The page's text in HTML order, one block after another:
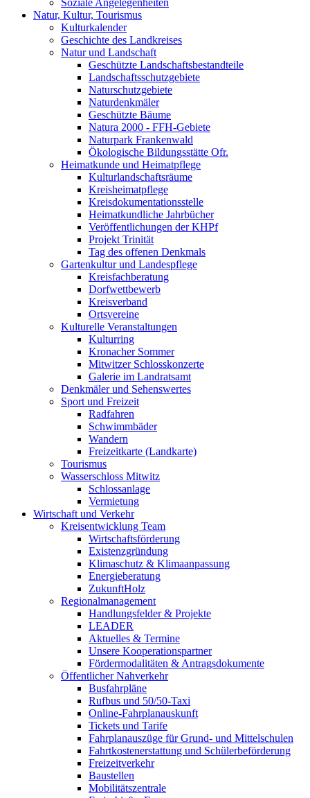
Soziale Angelegenheiten
Natur, Kultur, Tourismus
Kulturkalender
Geschichte des Landkreises
Natur und Landschaft
Geschützte Landschaftsbestandteile
Landschaftsschutzgebiete
Naturschutzgebiete
Naturdenkmäler
Geschützte Bäume
Natura 2000 - FFH-Gebiete
Naturpark Frankenwald
Ökologische Bildungsstätte Ofr.
Heimatkunde und Heimatpflege
Kulturlandschaftsräume
Kreisheimatpflege
Kreisdokumentationsstelle
Heimatkundliche Jahrbücher
Veröffentlichungen der KHPf
Projekt Trinität
Tag des offenen Denkmals
Gartenkultur und Landespflege
Kreisfachberatung
Dorfwettbewerb
Kreisverband
Ortsvereine
Kulturelle Veranstaltungen
Kulturring
Kronacher Sommer
Mitwitzer Schlosskonzerte
Galerie im Landratsamt
Denkmäler und Sehenswertes
Sport und Freizeit
Radfahren
Schwimmbäder
Wandern
Freizeitkarte (Landkarte)
Tourismus
Wasserschloss Mitwitz
Schlossanlage
Vermietung
Wirtschaft und Verkehr
Kreisentwicklung Team
Wirtschaftsförderung
Existenzgründung
Klimaschutz & Klimaanpassung
Energieberatung
ZukunftHolz
Regionalmanagement
Handlungsfelder & Projekte
LEADER
Aktuelles & Termine
Unsere Kooperationspartner
Fördermodalitäten & Antragsdokumente
Öffentlicher Nahverkehr
Busfahrpläne
Rufbus und 50/50-Taxi
Online-Fahrplanauskunft
Tickets und Tarife
Fahrplanauszüge für Grund- und Mittelschulen
Fahrtkostenerstattung und Schülerbeförderung
Freizeitverkehr
Baustellen
Mobilitätszentrale